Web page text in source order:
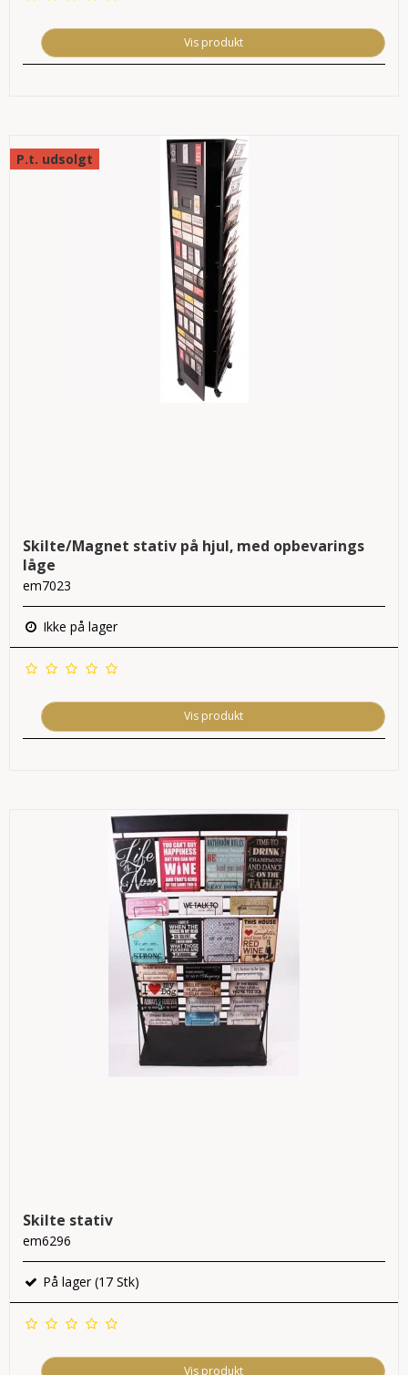
Vis produkt
P.t. udsolgt
Skilte/Magnet stativ på hjul, med opbevarings
låge
em7023
Ikke på lager
Vis produkt
Skilte stativ
em6296
På lager (17 Stk)
Vis produkt